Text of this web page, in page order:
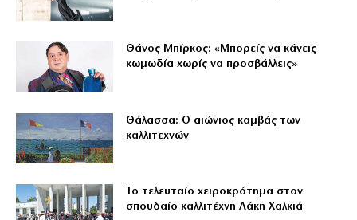
Θάνος Μπίρκος: «Μπορείς να κάνεις
κωμωδία χωρίς να προσβάλλεις»
Θάλασσα: Ο αιώνιος καμβάς των
καλλιτεχνών
Το τελευταίο χειροκρότημα στον
σπουδαίο καλλιτέχνη Λάκη Χαλκιά